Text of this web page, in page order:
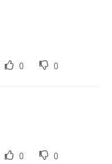
0 0
0 0